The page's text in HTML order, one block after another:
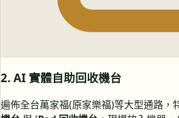
2. AI 實體自助回收機台
遍佈全台萬家福(原家樂福)等大型通路，